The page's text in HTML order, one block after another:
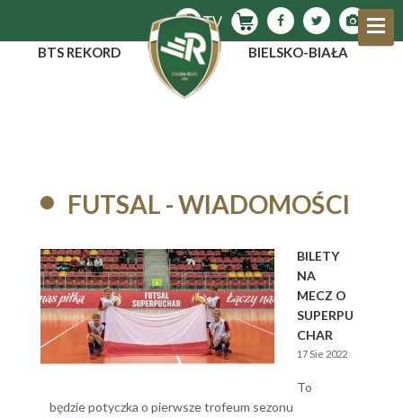
BTS REKORD BIELSKO-BIAŁA
FUTSAL - WIADOMOŚCI
BILETY
NA
MECZ O
SUPERPU
CHAR
17 Sie 2022
To
będzie potyczka o pierwsze trofeum sezonu